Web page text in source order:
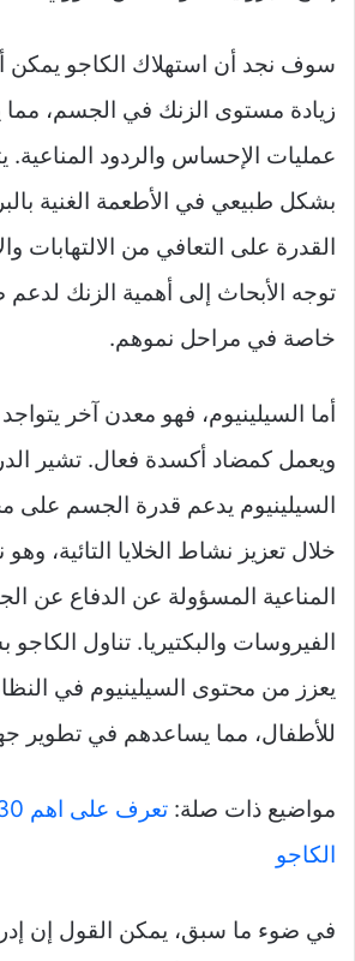
سوف نجد أن استهلاك الكاجو
زيادة مستوى الزنك في الجسم،
عمليات الإحساس والردود المناعية.
بشكل طبيعي في الأطعمة الغنية
القدرة على التعافي من الالتهابات
توجه الأبحاث إلى أهمية الزنك
خاصة في مراحل نموهم.
أما السيلينيوم، فهو معدن آخر
ويعمل كمضاد أكسدة فعال. تشير
السيلينيوم يدعم قدرة الجسم على
خلال تعزيز نشاط الخلايا التائية، وهو
المناعية المسؤولة عن الدفاع عن
الفيروسات والبكتيريا. تناول
يعزز من محتوى السيلينيوم في
للأطفال، مما يساعدهم في تطوير
مواضيع ذات صلة:
الكاجو
في ضوء ما سبق، يمكن القول إن